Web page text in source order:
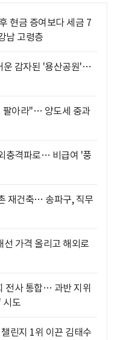
현금 증여보다 세금 7
남 고령층
운 감자된 '용산공원'…
팔아라"… 양도세 중과
충격파로… 비급여 '풍
재건축… 송파구, 직무
가격 올리고 해외로
전사 통합… 과반 지위
시도
린지 1위 이끈 김태수